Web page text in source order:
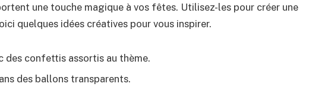
une touche magique à vos fêtes. Utilisez-les pour créer une
quelques idées créatives pour vous inspirer.
des confettis assortis au thème.
des ballons transparents.